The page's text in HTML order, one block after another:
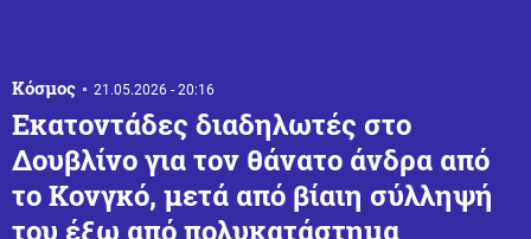
Κόσμος 21.05.2026 - 20:16
Εκατοντάδες διαδηλωτές στο
Δουβλίνο για τον θάνατο άνδρα από
το Κονγκό, μετά από βίαιη σύλληψή
του έξω από πολυκατάστημα